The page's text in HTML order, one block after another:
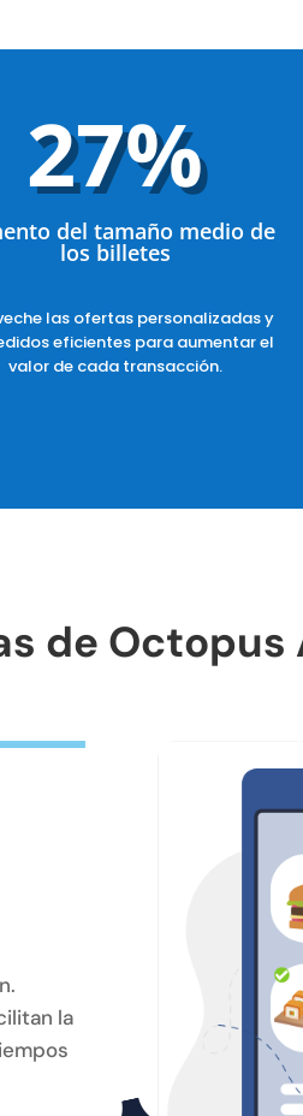
27%
del tamaño medio de
los billetes
las ofertas personalizadas y
eficientes para aumentar el
valor de cada transacción.
de Octopus
la